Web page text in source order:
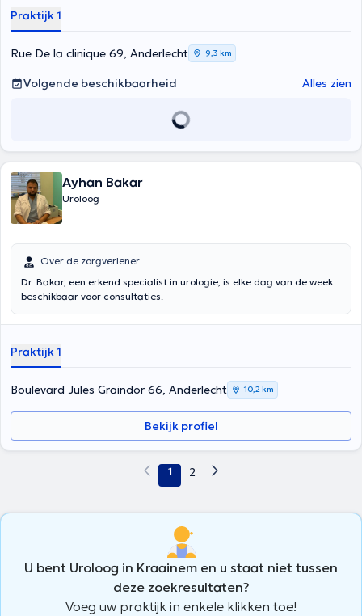
ou l’hyperactivité vésicale.
Praktijk 1
Rue De la clinique 69, Anderlecht 9,3 km
Volgende beschikbaarheid Alles zien
Ayhan Bakar
Uroloog
Over de zorgverlener
Dr. Bakar, een erkend specialist in urologie, is elke dag van de week
beschikbaar voor consultaties.
Praktijk 1
Boulevard Jules Graindor 66, Anderlecht 10,2 km
Bekijk profiel
1 2
U bent Uroloog in Kraainem en u staat niet tussen
deze zoekresultaten?
Voeg uw praktijk in enkele klikken toe!